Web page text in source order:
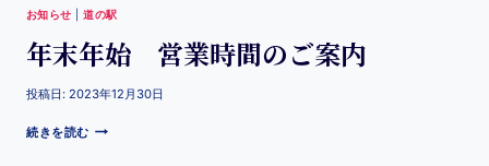
お知らせ |道の駅
年末年始 営業時間のご案内
投稿日: 2023年12月30日
続きを読む